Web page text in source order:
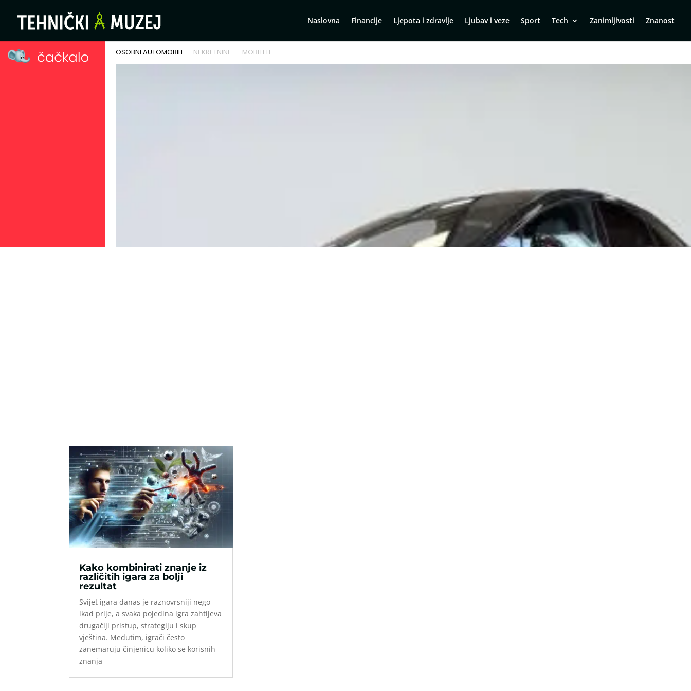
Naslovna Financije Ljepota i zdravlje Ljubav i veze Sport Tech Zanimljivosti Znanost
Kako kombinirati znanje iz
različitih igara za bolji
rezultat
Svijet igara danas je raznovrsniji nego
ikad prije, a svaka pojedina igra zahtijeva
drugačiji pristup, strategiju i skup
vještina. Međutim, igrači često
zanemaruju činjenicu koliko se korisnih
znanja